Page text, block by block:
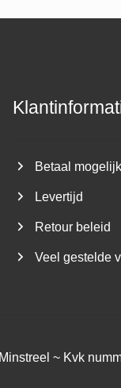
Betaal
Levertijd
Retour beleid
Veel gestelde
~ Kvk